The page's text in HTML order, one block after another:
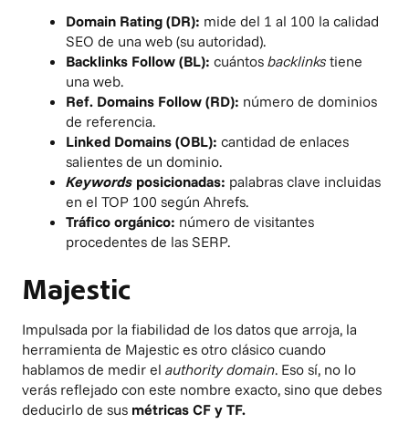
Domain Rating (DR): mide del 1 al 100 la calidad
SEO de una web (su autoridad).
Backlinks Follow (BL): cuántos backlinks tiene
una web.
Ref. Domains Follow (RD): número de dominios
de referencia.
Linked Domains (OBL): cantidad de enlaces
salientes de un dominio.
Keywords posicionadas: palabras clave incluidas
en el TOP 100 según Ahrefs.
Tráfico orgánico: número de visitantes
procedentes de las SERP.
Majestic
Impulsada por la fiabilidad de los datos que arroja, la
herramienta de Majestic es otro clásico cuando
hablamos de medir el authority domain. Eso sí, no lo
verás reflejado con este nombre exacto, sino que debes
deducirlo de sus métricas CF y TF.